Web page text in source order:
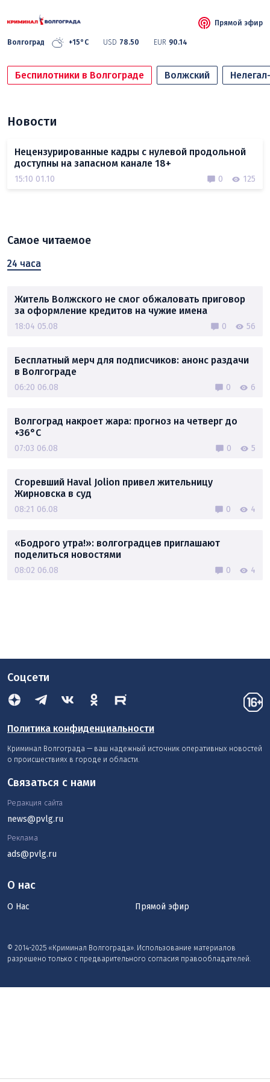
Волгоград +15°C USD 78.50 EUR 90.14
Прямой эфир
Беспилотники в Волгограде Волжский
Новости
Нецензурированные кадры с нулевой продольной
доступны на запасном канале 18+
15:10 01.10 0 125
Самое читаемое
24 часа
Житель Волжского не смог обжаловать приговор
за оформление кредитов на чужие имена
18:04 05.08 0 56
Бесплатный мерч для подписчиков: анонс раздачи
в Волгограде
06:20 06.08 0 6
Волгоград накроет жара: прогноз на четверг до
+36°C
07:03 06.08 0 5
Сгоревший Haval Jolion привел жительницу
Жирновска в суд
08:21 06.08 0 4
«Бодрого утра!»: волгоградцев приглашают
поделиться новостями
08:02 06.08 0 4
Соцсети
Политика конфиденциальности
Криминал Волгограда — ваш надежный источник оперативных новостей
о происшествиях в городе и области.
О нас
О Нас Прямой эфир
© 2014-2025 «Криминал Волгограда». Использование материалов
разрешено только с предварительного согласия правообладателей.
Связаться с нами
Редакция сайта
news@pvlg.ru
Реклама
ads@pvlg.ru